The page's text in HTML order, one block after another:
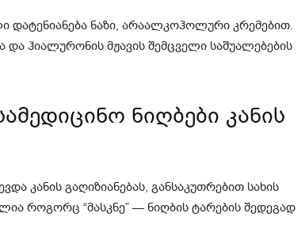
დატენიანება ნაზი, არაალკოჰოლური კრემებით.
და ჰიალურონის მჟავის შემცველი საშუალებების
ნიღბები კანის
კანის გაღიზიანებას, განსაკუთრებით სახის
როგორც “მასკნე” — ნიღბის ტარების შედეგად